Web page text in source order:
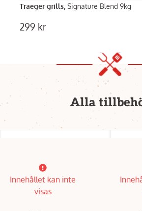
Traeger grills, Signature Blend 9kg
299 kr
Alla
Innehållet kan inte
visas